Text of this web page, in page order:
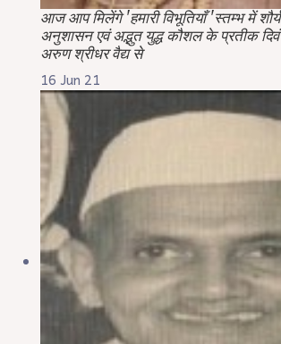
आज आप मिलेंगे 'हमारी विभूतियाँ 'स्तम्भ में
अनुशासन एवं अद्भुत युद्ध कौशल के प्रतीक
अरुण श्रीधर वैद्य से
16 Jun 21